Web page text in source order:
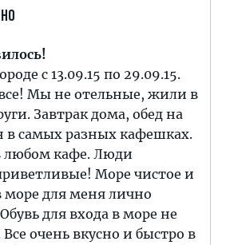
с 13.09.15 по 29.09.15.
Мы не отельные, жили в
Завтрак дома, обед на
в самых разных кафешках.
любом кафе. Люди
Море чистое и
море для меня лично
для входа в море не
Все очень вкусно и быстро в